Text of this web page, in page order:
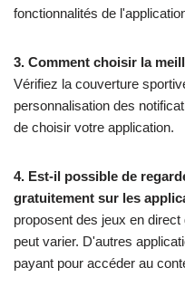
fonctionnalités de
3. Comment choisir la
Vérifiez la couverture
personnalisation des
de choisir votre application.
4. Est-il possible de
gratuitement sur les
proposent des jeux en
peut varier. D'autres
payant pour accéder au